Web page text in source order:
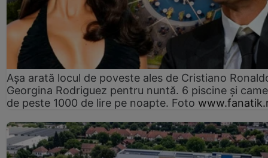
Așa arată locul de poveste ales de Cristiano
Georgina Rodriguez pentru nuntă. 6 piscine și
de peste 1000 de lire pe noapte. Foto